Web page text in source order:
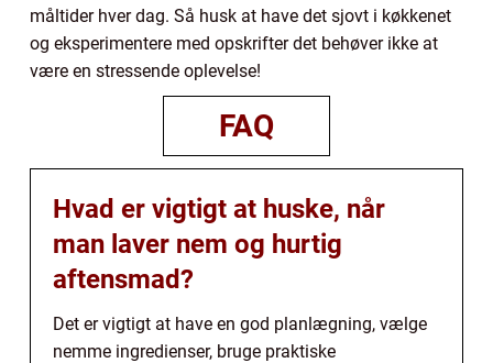
måltider hver dag. Så husk at have det sjovt i køkkenet
og eksperimentere med opskrifter det behøver ikke at
være en stressende oplevelse!
FAQ
Hvad er vigtigt at huske, når
man laver nem og hurtig
aftensmad?
Det er vigtigt at have en god planlægning, vælge
nemme ingredienser, bruge praktiske